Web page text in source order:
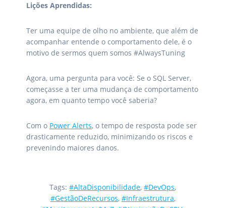
Lições Aprendidas:
Ter uma equipe de olho no ambiente, que além de
acompanhar entende o comportamento dele, é o
motivo de sermos quem somos #AlwaysTuning
Agora, uma pergunta para você: Se o SQL Server,
começasse a ter uma mudança de comportamento
agora, em quanto tempo você saberia?
Com o Power Alerts, o tempo de resposta pode ser
drasticamente reduzido, minimizando os riscos e
prevenindo maiores danos.
Tags:#AltaDisponibilidade,#DevOps,
#GestãoDeRecursos, #Infraestrutura,